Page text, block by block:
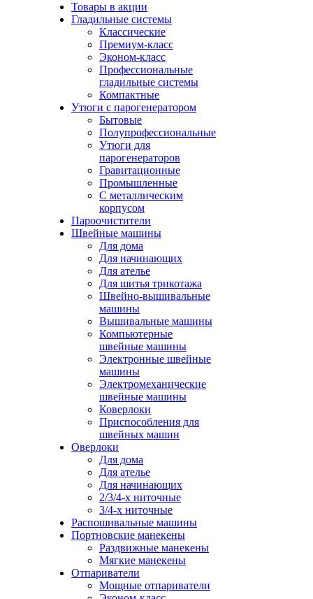
Товары в акции
Гладильные системы
Классические
Премиум-класс
Эконом-класс
Профессиональные
гладильные системы
Компактные
Утюги с парогенератором
Бытовые
Полупрофессиональные
Утюги для
парогенераторов
Гравитационные
Промышленные
С металлическим
корпусом
Пароочистители
Швейные машины
Для дома
Для начинающих
Для ателье
Для шитья трикотажа
Швейно-вышивальные
машины
Вышивальные машины
Компьютерные
швейные машины
Электронные швейные
машины
Электромеханические
швейные машины
Коверлоки
Приспособления для
швейных машин
Оверлоки
Для дома
Для ателье
Для начинающих
2/3/4-х ниточные
3/4-х ниточные
Распошивальные машины
Портновские манекены
Раздвижные манекены
Мягкие манекены
Отпариватели
Мощные отпариватели